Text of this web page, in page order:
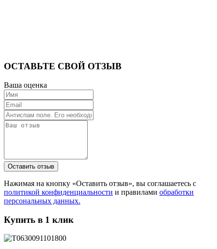
ОСТАВЬТЕ СВОЙ ОТЗЫВ
Ваша оценка
Нажимая на кнопку «Оставить отзыв», вы соглашаетесь с
политикой конфиденциальности и правилами обработки
персональных данных.
Купить в 1 клик